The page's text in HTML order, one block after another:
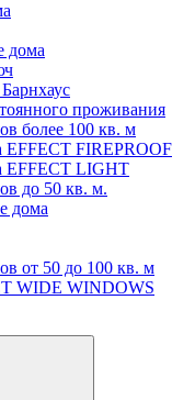
дома
проживания
более 100 кв. м
EFFECT FIREPROOF
EFFECT LIGHT
до 50 кв. м.
дома
от 50 до 100 кв. м
WIDE WINDOWS